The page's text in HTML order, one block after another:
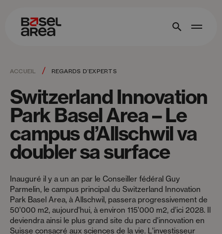
ACCUEIL / REGARDS D’EXPERTS
Switzerland Innovation
Park Basel Area – Le
campus d’Allschwil va
doubler sa surface
Inauguré il y a un an par le Conseiller fédéral Guy
Parmelin, le campus principal du Switzerland Innovation
Park Basel Area, à Allschwil, passera progressivement de
50'000 m2, aujourd'hui, à environ 115'000 m2, d’ici 2028. Il
deviendra ainsi le plus grand site du parc d'innovation en
Suisse consacré aux sciences de la vie. L'investisseur